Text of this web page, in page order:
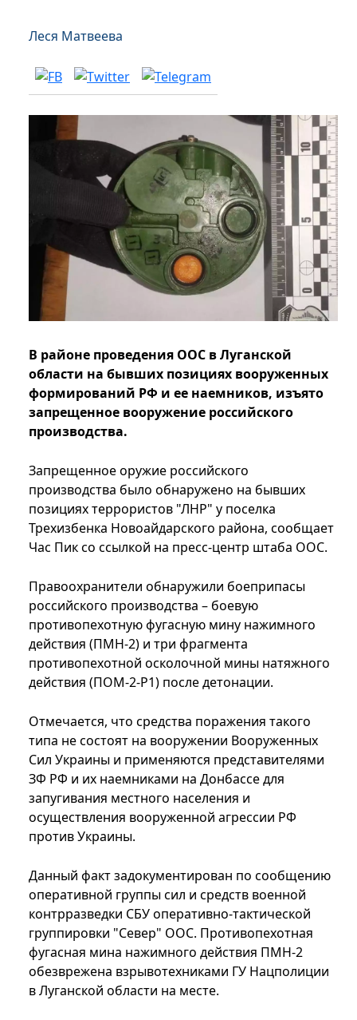
Леся Матвеева
В районе проведения ООС в Луганской
области на бывших позициях вооруженных
формирований РФ и ее наемников, изъято
запрещенное вооружение российского
производства.
Запрещенное оружие российского
производства было обнаружено на бывших
позициях террористов "ЛНР" у поселка
Трехизбенка Новоайдарского района, сообщает
Час Пик со ссылкой на пресс-центр штаба ООС.
Правоохранители обнаружили боеприпасы
российского производства – боевую
противопехотную фугасную мину нажимного
действия (ПМН-2) и три фрагмента
противопехотной осколочной мины натяжного
действия (ПОМ-2-Р1) после детонации.
Отмечается, что средства поражения такого
типа не состоят на вооружении Вооруженных
Сил Украины и применяются представителями
ЗФ РФ и их наемниками на Донбассе для
запугивания местного населения и
осуществления вооруженной агрессии РФ
против Украины.
Данный факт задокументирован по сообщению
оперативной группы сил и средств военной
контрразведки СБУ оперативно-тактической
группировки "Север" ООС. Противопехотная
фугасная мина нажимного действия ПМН-2
обезврежена взрывотехниками ГУ Нацполиции
в Луганской области на месте.